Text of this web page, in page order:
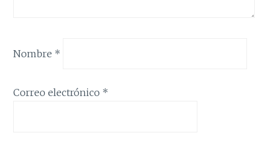
Nombre *
Correo electrónico *